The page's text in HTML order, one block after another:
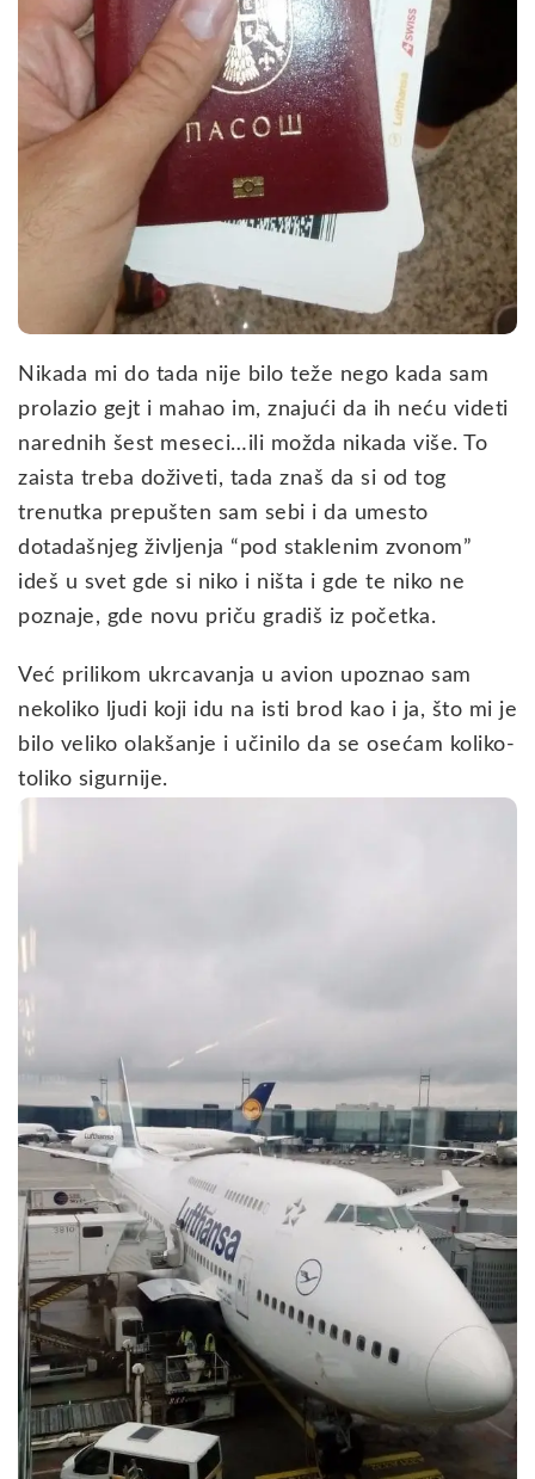
Nikada mi do tada nije bilo teže nego kada sam
prolazio gejt i mahao im, znajući da ih neću videti
narednih šest meseci…ili možda nikada više. To
zaista treba doživeti, tada znaš da si od tog
trenutka prepušten sam sebi i da umesto
dotadašnjeg življenja “pod staklenim zvonom”
ideš u svet gde si niko i ništa i gde te niko ne
poznaje, gde novu priču gradiš iz početka.
Već prilikom ukrcavanja u avion upoznao sam
nekoliko ljudi koji idu na isti brod kao i ja, što mi je
bilo veliko olakšanje i učinilo da se osećam koliko-
toliko sigurnije.